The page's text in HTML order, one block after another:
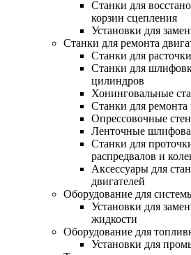
Станки для
корзин сцепления
Установки для
Станки для ремонта
Станки для
Станки для
цилиндров
Хонинговальные
Станки для ремонта
Опрессовочные
Ленточные
Станки для
распредвалов и
Аксессуары для
двигателей
Оборудование для
Установки для
жидкости
Оборудование для
Установки для